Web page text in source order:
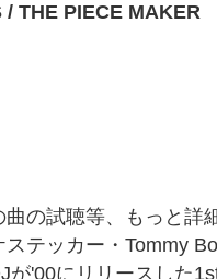
/ THE PIECE MAKER
曲の試聴等、もっと詳
テッカー・Tommy
が'00にリリースした